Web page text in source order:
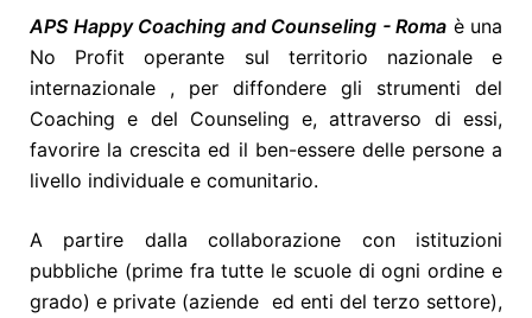
APS Happy Coaching and Counseling - Roma è una
No Profit operante sul territorio nazionale e
internazionale , per diffondere gli strumenti del
Coaching e del Counseling e, attraverso di essi,
favorire la crescita ed il ben-essere delle persone a
livello individuale e comunitario.
A partire dalla collaborazione con istituzioni
pubbliche (prime fra tutte le scuole di ogni ordine e
grado) e private (aziende ed enti del terzo settore),